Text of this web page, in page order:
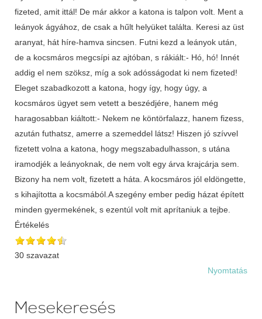
fizeted, amit ittál! De már akkor a katona is talpon volt. Ment a
leányok ágyához, de csak a hűlt helyüket találta. Keresi az üst
aranyat, hát híre-hamva sincsen. Futni kezd a leányok után,
de a kocsmáros megcsípi az ajtóban, s rákiált:- Hó, hó! Innét
addig el nem szöksz, míg a sok adósságodat ki nem fizeted!
Eleget szabadkozott a katona, hogy így, hogy úgy, a
kocsmáros ügyet sem vetett a beszédjére, hanem még
haragosabban kiáltott:- Nekem ne köntörfalazz, hanem fizess,
azután futhatsz, amerre a szemeddel látsz! Hiszen jó szívvel
fizetett volna a katona, hogy megszabadulhasson, s utána
iramodjék a leányoknak, de nem volt egy árva krajcárja sem.
Bizony ha nem volt, fizetett a háta. A kocsmáros jól eldöngette,
s kihajította a kocsmából.A szegény ember pedig házat épített
minden gyermekének, s ezentúl volt mit aprítaniuk a tejbe.
Értékelés
30 szavazat
Nyomtatás
Mesekeresés